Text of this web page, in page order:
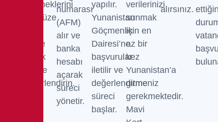
seçeneklerini
yüz yüze
online
olarak
birlikte
değerlendirin.
numarası
(AFM)
alır ve
banka
hesabı
açarak
süreci
yönetir.
yapılır.
Yunanistan
Göçmenlik
Dairesi’ne
başvurular
iletilir ve
değerlendirme
süreci
başlar.
verilerinizi
sunmak
için en
az bir
kez
Yunanistan’a
gitmeniz
gerekmektedir.
Mavi
alırsınız.